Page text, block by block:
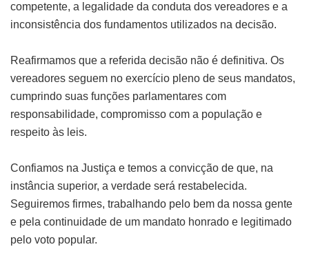
competente, a legalidade da conduta dos vereadores e a
inconsistência dos fundamentos utilizados na decisão.
Reafirmamos que a referida decisão não é definitiva. Os
vereadores seguem no exercício pleno de seus mandatos,
cumprindo suas funções parlamentares com
responsabilidade, compromisso com a população e
respeito às leis.
Confiamos na Justiça e temos a convicção de que, na
instância superior, a verdade será restabelecida.
Seguiremos firmes, trabalhando pelo bem da nossa gente
e pela continuidade de um mandato honrado e legitimado
pelo voto popular.